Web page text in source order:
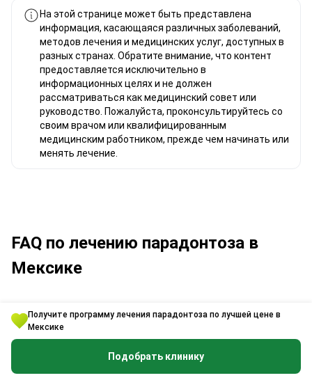
Получите программу лечения парадонтоза по лучшей цене в
Мексике
Подобрать клинику
На этой странице может быть представлена
информация, касающаяся различных заболеваний,
методов лечения и медицинских услуг, доступных в
разных странах. Обратите внимание, что контент
предоставляется исключительно в
информационных целях и не должен
рассматриваться как медицинский совет или
руководство. Пожалуйста, проконсультируйтесь со
своим врачом или квалифицированным
медицинским работником, прежде чем начинать или
менять лечение.
FAQ по лечению парадонтоза в
Мексике
медицинскую помощь через Bookimed. Ответы на
них дают опытные врачи-координаторы и
официальные представители клиник.